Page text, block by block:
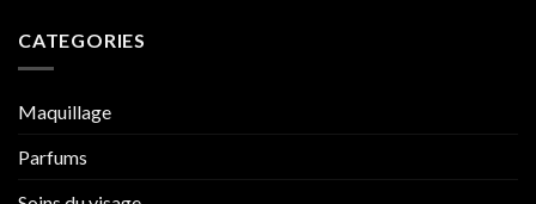
CATEGORIES
Maquillage
Parfums